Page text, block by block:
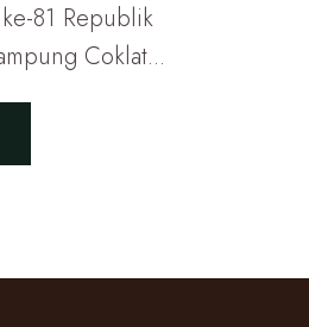
81 Republik
Coklat...